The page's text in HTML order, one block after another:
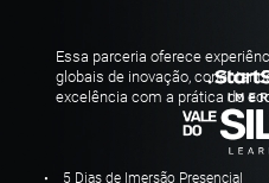
5 Dias de Imersão Presencial
Essa parceria oferece
globais de inovação,
excelência com a prática do